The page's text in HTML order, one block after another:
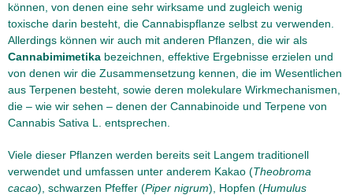
können, von denen eine sehr wirksame und zugleich wenig
toxische darin besteht, die Cannabispflanze selbst zu verwenden.
Allerdings können wir auch mit anderen Pflanzen, die wir als
Cannabimimetika bezeichnen, effektive Ergebnisse erzielen und
von denen wir die Zusammensetzung kennen, die im Wesentlichen
aus Terpenen besteht, sowie deren molekulare Wirkmechanismen,
die – wie wir sehen – denen der Cannabinoide und Terpene von
Cannabis Sativa L. entsprechen.
Viele dieser Pflanzen werden bereits seit Langem traditionell
verwendet und umfassen unter anderem Kakao (Theobroma
cacao), schwarzen Pfeffer (Piper nigrum), Hopfen (Humulus